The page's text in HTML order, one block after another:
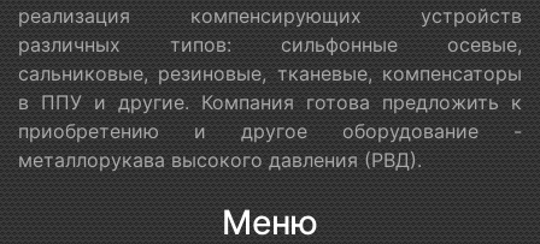
реализация компенсирующих устройств
различных типов: сильфонные осевые,
сальниковые, резиновые, тканевые, компенсаторы
в ППУ и другие. Компания готова предложить к
приобретению и другое оборудование -
металлорукава высокого давления (РВД).
Меню